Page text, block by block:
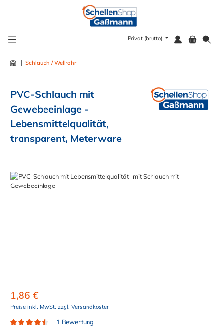
Privat (brutto)
| Schlauch / Wellrohr
PVC-Schlauch mit
Gewebeeinlage -
Lebensmittelqualität,
transparent, Meterware
Bildergalerie überspringen
1,86 €
Preise inkl. MwSt. zzgl. Versandkosten
1 Bewertung